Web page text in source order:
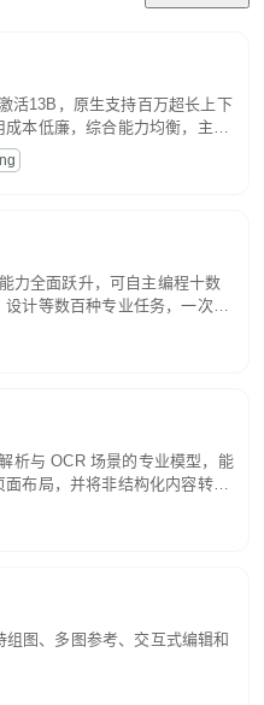
活13B，原生支持百万超长上下
本低廉，综合能力均衡，主打
内容创作、基础 RAG、批量
力全面跃升，可自主编程十数
计等数百种专业任务，一次对
解贯穿规划、执行与验证全流
解析。长程任务中自主规划与
析与 OCR 场景的专业模型，能
布局，并将非结构化内容转换
结果。
图、多图参考、交互式编辑和